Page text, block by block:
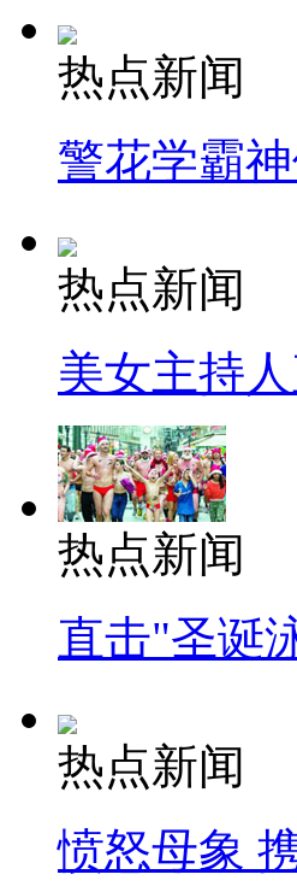
热点新闻
警花学霸
热点新闻
美女主持
热点新闻
直击"圣诞
热点新闻
愤怒母象